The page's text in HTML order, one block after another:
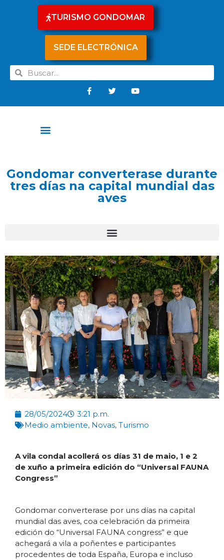
TURISMO GONDOMAR
SEDE ELECTRÓNICA
Gondomar converterase durante
tres días na capital mundial das
aves
28/05/2024
3:21 p.m.
Medio ambiente, Novas, Turismo
A vila condal acollerá os días 31 de maio, 1 e 2
de xuño a primeira edición do “Universal FAUNA
Congress”
Gondomar converterase por uns días na capital
mundial das aves, coa celebración da primeira
edición do “Universal FAUNA congress” e que
achegará a vila a poñentes e participantes
procedentes de toda España, Europa e incluso